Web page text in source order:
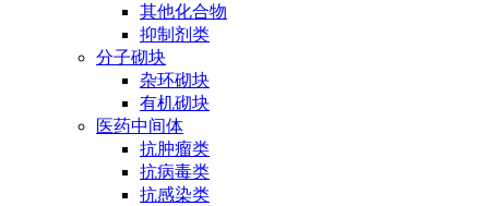
其他化合物
抑制剂类
分子砌块
杂环砌块
有机砌块
医药中间体
抗肿瘤类
抗病毒类
抗感染类